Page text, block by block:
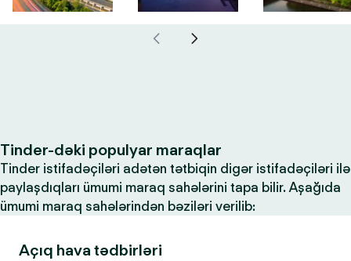
Tinder-dəki populyar maraqlar
Tinder istifadəçiləri adətən tətbiqin digər istifadəçiləri ilə
paylaşdıqları ümumi maraq sahələrini tapa bilir. Aşağıda
ümumi maraq sahələrindən bəziləri verilib:
Açıq hava tədbirləri